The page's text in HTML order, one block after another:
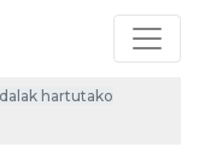
hartutako